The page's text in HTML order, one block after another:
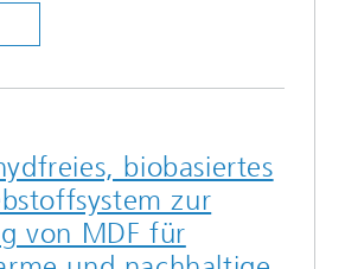
biobasiertes
zur
von MDF für